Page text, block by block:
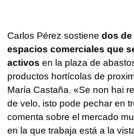
Carlos Pérez sostiene dos
espacios comerciales que
activos en la plaza de
productos hortícolas de
María Castaña. «Se non hai
de velo, isto pode pechar en
comenta sobre el mercado
en la que trabaja está a la